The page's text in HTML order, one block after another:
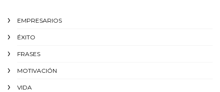
EMPRESARIOS
ÉXITO‬
FRASES
MOTIVACIÓN
VIDA